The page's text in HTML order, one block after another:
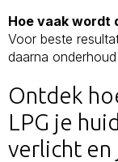
Hoe vaak wordt
Voor beste
daarna
Ontdek
LPG je
verlicht